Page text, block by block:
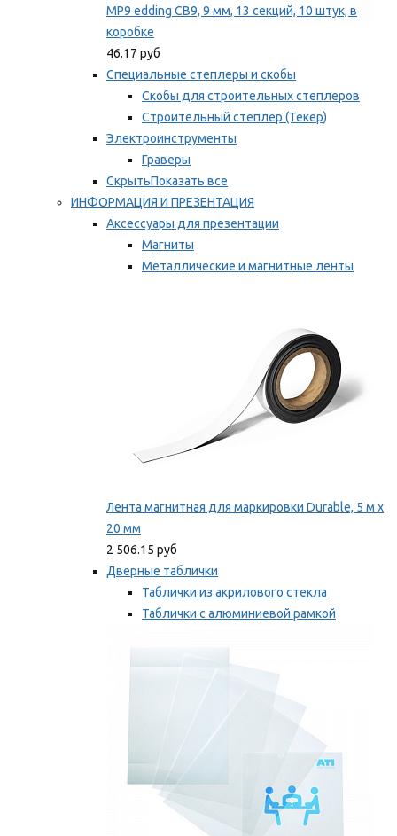
MP9 edding CB9, 9 мм, 13 секций, 10 штук, в
коробке
46.17 руб
Специальные степлеры и скобы
Скобы для строительных степлеров
Строительный степлер (Текер)
Электроинструменты
Граверы
СкрытьПоказать все
ИНФОРМАЦИЯ И ПРЕЗЕНТАЦИЯ
Аксессуары для презентации
Магниты
Металлические и магнитные ленты
Лента магнитная для маркировки Durable, 5 м х
20 мм
2 506.15 руб
Дверные таблички
Таблички из акрилового стекла
Таблички с алюминиевой рамкой